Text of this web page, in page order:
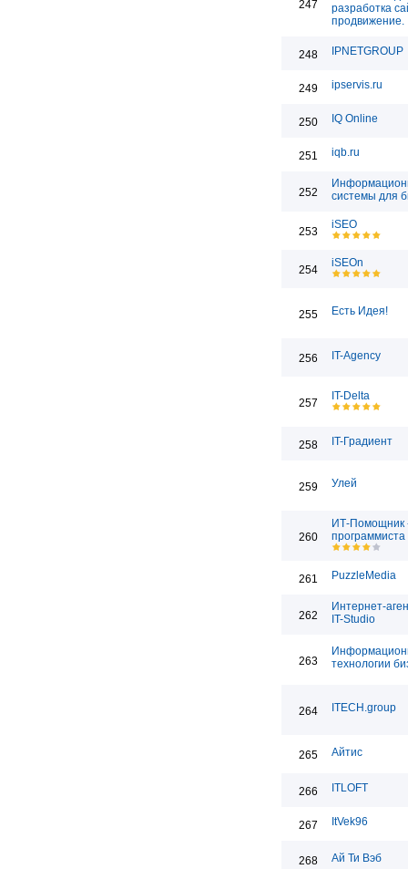
247
разработка
продвижение.
248 IPNETGROUP
249 ipservis.ru
250 IQ Online
251 iqb.ru
252
системы для
253
iSEO
254
iSEOn
255 Есть Идея!
256 IT-Agency
257
IT-Delta
258 IT-Градиент
259 Улей
260
ИТ-Помощник
программиста
261 PuzzleMedia
262
Интернет-
IT-Studio
263
технологии
264 ITECH.group
265 Айтис
266 ITLOFT
267 ItVek96
268 Ай Ти Вэб